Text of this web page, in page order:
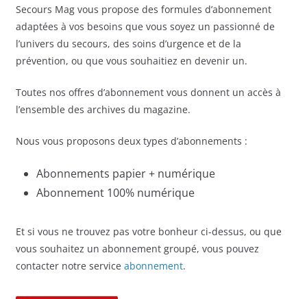
Secours Mag vous propose des formules d’abonnement
adaptées à vos besoins que vous soyez un passionné de
l’univers du secours, des soins d’urgence et de la
prévention, ou que vous souhaitiez en devenir un.
Toutes nos offres d’abonnement vous donnent un accès à
l’ensemble des archives du magazine.
Nous vous proposons deux types d’abonnements :
Abonnements papier + numérique
Abonnement 100% numérique
Et si vous ne trouvez pas votre bonheur ci-dessus, ou que
vous souhaitez un abonnement groupé, vous pouvez
contacter notre service abonnement.